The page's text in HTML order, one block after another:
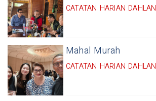
CATATAN HARIAN DAHLAN
Mahal Murah
CATATAN HARIAN DAHLAN